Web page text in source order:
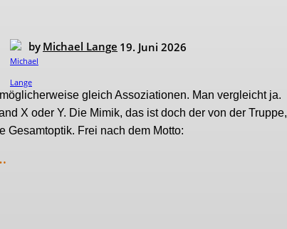
by Michael Lange 19. Juni 2026
gleich Assoziationen. Man vergleicht ja.
X oder Y. Die Mimik, das ist doch der von der Truppe,
Gesamtoptik. Frei nach dem Motto: